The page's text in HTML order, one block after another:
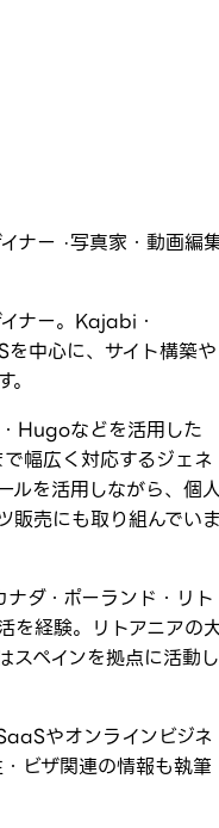
ナー ·写真家・動画編
ナー。Kajabi・
中心に、サイト構築や
Hugoなどを活用した
幅広く対応するジェネ
ルを活用しながら、個
販売にも取り組んでい
ダ・ポーランド・リト
を経験。リトアニアの
スペインを拠点に活動し
やオンラインビジネ
ビザ関連の情報も執筆